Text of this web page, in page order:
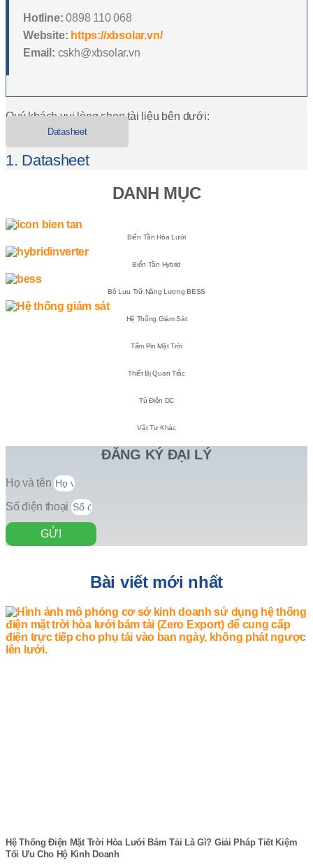
Hotline: 0898 110 068
Website: https://xbsolar.vn/
Email: cskh@xbsolar.vn
Quý khách vui lòng chọn tài liệu bên dưới:
Datasheet
1. Datasheet
DANH MỤC
Biến Tần Hòa Lưới
Biến Tần Hybrid
Bộ Lưu Trữ Năng Lượng BESS
Hệ Thống Giám Sát
Tấm Pin Mặt Trời
Thiết Bị Quan Trắc
Tủ Điện DC
Vật Tư Khác
ĐĂNG KÝ ĐẠI LÝ
Họ và tên
Số điện thoại
GỬI
Bài viết mới nhất
Hệ Thống Điện Mặt Trời Hòa Lưới Bám Tải Là Gì? Giải Pháp Tiết Kiệm
Tối Ưu Cho Hộ Kinh Doanh